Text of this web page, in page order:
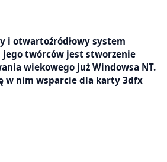
i otwartoźródłowy system
jego twórców jest stworzenie
wiekowego już Windowsa NT.
w nim wsparcie dla karty 3dfx